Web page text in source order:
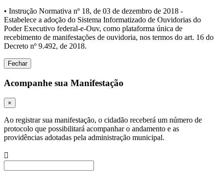
• Instrução Normativa nº 18, de 03 de dezembro de 2018 -
Estabelece a adoção do Sistema Informatizado de Ouvidorias do
Poder Executivo federal-e-Ouv, como plataforma única de
recebimento de manifestações de ouvidoria, nos termos do art. 16 do
Decreto nº 9.492, de 2018.
Fechar
Acompanhe sua Manifestação
×
Ao registrar sua manifestação, o cidadão receberá um número de
protocolo que possibilitará acompanhar o andamento e as
providências adotadas pela administração municipal.